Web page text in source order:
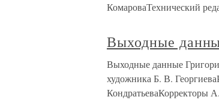
КомароваТехнический
Выходные
Выходные данные
художника Б. В.
КондратьеваКорректоры